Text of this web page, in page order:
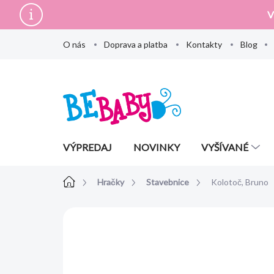
obsah
O nás Doprava a platba Kontakty Blog
VÝPREDAJ NOVINKY VYŠÍVANÉ
DomovHračky Stavebnice Kolotoč, Bruno